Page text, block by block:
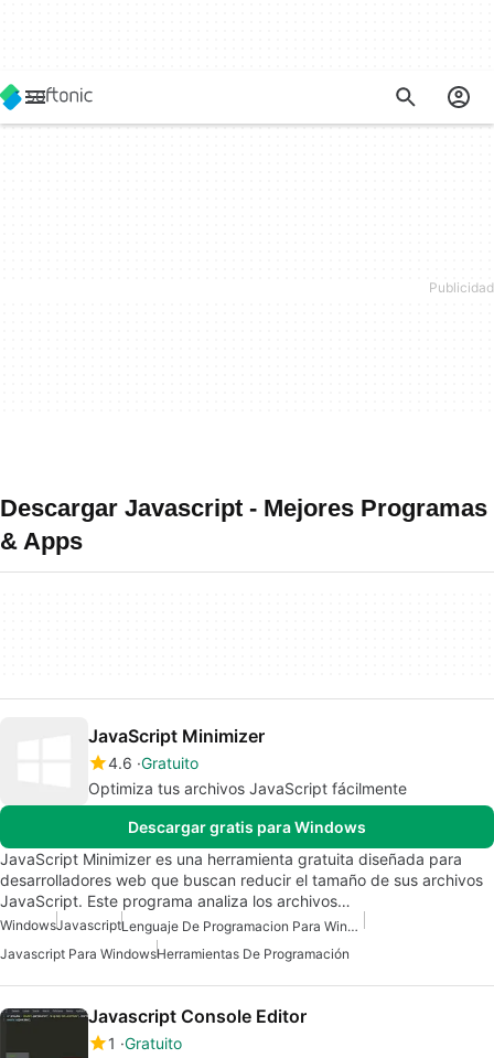
Descargar Javascript - Mejores Programas
& Apps
JavaScript Minimizer
4.6 Gratuito
Optimiza tus archivos JavaScript fácilmente
Descargar gratis para Windows
JavaScript Minimizer es una herramienta gratuita diseñada para
desarrolladores web que buscan reducir el tamaño de sus archivos
JavaScript. Este programa analiza los archivos…
WindowsJavascript
Lenguaje De Programacion Para Windows
Javascript Para WindowsHerramientas De Programación
Javascript Console Editor
1 Gratuito